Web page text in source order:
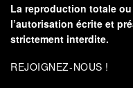
La reproduction totale
l’autorisation écrite et
strictement interdite.
REJOIGNEZ-NOUS !